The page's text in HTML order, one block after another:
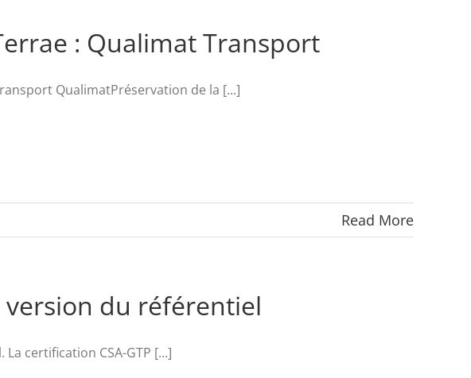
: Qualimat Transport
QualimatPréservation de la [...]
Read More
version du référentiel
certification CSA-GTP [...]